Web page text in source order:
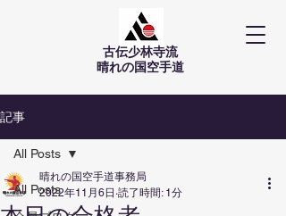
古伝少林寺流
​晴れの国空手道
記事
All Posts
All Posts
晴れの国空手道事務局
2022年11月6日 読了時間: 1分